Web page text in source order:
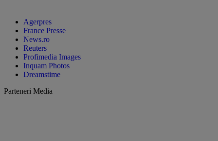
Agerpres
France Presse
News.ro
Reuters
Profimedia Images
Inquam Photos
Dreamstime
Parteneri Media